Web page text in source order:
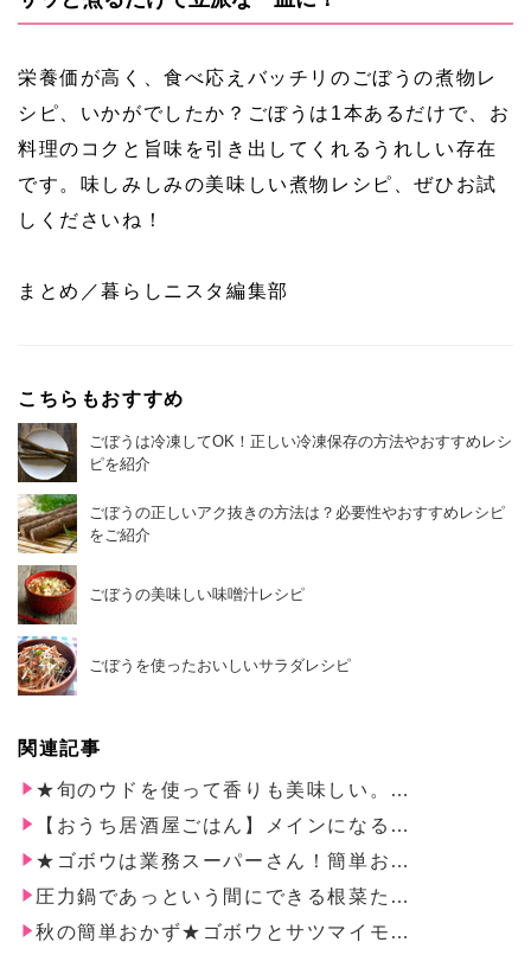
栄養価が高く、食べ応えバッチリのごぼうの煮物レ
シピ、いかがでしたか？ごぼうは1本あるだけで、お
料理のコクと旨味を引き出してくれるうれしい存在
です。味しみしみの美味しい煮物レシピ、ぜひお試
しくださいね！
まとめ／暮らしニスタ編集部
こちらもおすすめ
ごぼうは冷凍してOK！正しい冷凍保存の方法やおすすめレシ
ピを紹介
ごぼうの正しいアク抜きの方法は？必要性やおすすめレシピ
をご紹介
ごぼうの美味しい味噌汁レシピ
ごぼうを使ったおいしいサラダレシピ
関連記事
★旬のウドを使って香りも美味しい。…
【おうち居酒屋ごはん】メインになる…
★ゴボウは業務スーパーさん！簡単お…
圧力鍋であっという間にできる根菜た…
秋の簡単おかず★ゴボウとサツマイモ…